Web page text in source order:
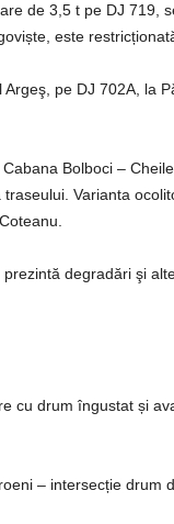
de 3,5 t pe DJ 719,
este
pe DJ 702A, la
Bolboci –
Varianta
degradări şi
cu drum îngustat și
– intersecție drum